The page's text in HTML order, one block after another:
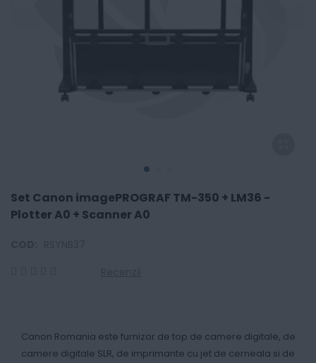
Set Canon imagePROGRAF TM-350 + LM36 -
Plotter A0 + Scanner A0
Canon Romania este furnizor de top de camere digitale, de
camere digitale SLR, de imprimante cu jet de cerneala si de